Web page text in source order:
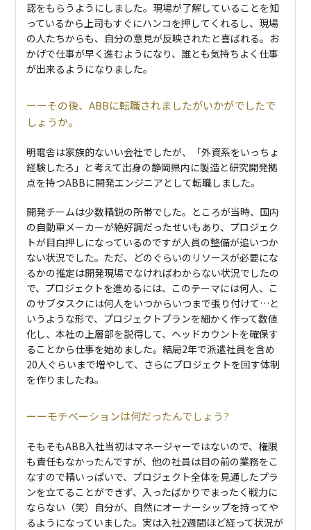
認をもらうようにしました。現場が了解していることを知
っているから上司もすぐにハンコを押してくれるし、現場
の人たちからも、自分の意見が反映されたと喜ばれる。お
かげで仕事が早く進むようになり、誰とも気持ちよく仕事
が出来るようになりました。
その後、ABBに転職されましたがいかがでしたで
しょうか。
明電舎は家族的ないい会社でしたが、「外資系をいっちょ
経験したろ」と考えて出身の静岡県内に製造と研究開発拠
点を持つABBに開発エンジニアとして転職しました。
開発チームは少数精鋭の所帯でした。ところが当時、国内
の自動車メーカーが絶好調だったせいもあり、プロジェク
トが目白押しになっているのですが人員の整備が追いつか
ない状況でした。ただ、どのぐらいのリソースが必要にな
るかの推定は開発現場でなければわからない状況でしたの
で、プロジェクトを進めるには、このテーマには何人、こ
のサブタスクには何人をいつからいつまで張り付けて…と
いうような形で、プロジェクトプランを細かく作って数値
化し、本社の上層部を説得して、ヘッドカウントを確保す
ることから仕事を始めました。結局2年で派遣社員を含め
20人ぐらいまで増やして、さらにプロジェクトを回す体制
を作りましたね。
モチベーションは何だったんでしょう?
そもそもABB入社当初はマネージャーではないので、権限
も責任もなかったんですが、他の社員は目の前の業務をこ
なすので精いっぱいで、プロジェクト全体を見通したプラ
ンを立てることができず、入ったばかりでまったく戦力に
ならない（笑）自分が、自然にオーナーシップを持ってや
るようになっていました。実は入社2週間ほど経って状況が